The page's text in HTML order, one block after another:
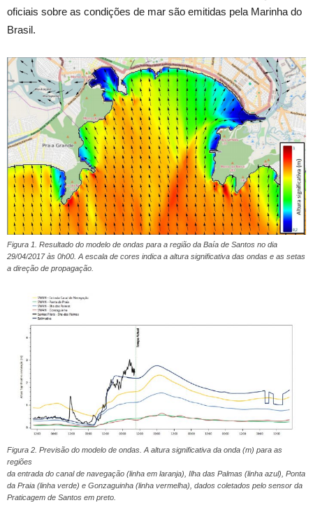
oficiais sobre as condições de mar são emitidas pela Marinha do
Brasil.
Figura 1. Resultado do modelo de ondas para a região da Baía de Santos no dia
29/04/2017 às 0h00. A escala de cores indica a altura significativa das ondas e as setas
a direção de propagação.
Figura 2. Previsão do modelo de ondas. A altura significativa da onda (m) para as
regiões
da entrada do canal de navegação (linha em laranja), Ilha das Palmas (linha azul), Ponta
da Praia (linha verde) e Gonzaguinha (linha vermelha), dados coletados pelo sensor da
Praticagem de Santos em preto.